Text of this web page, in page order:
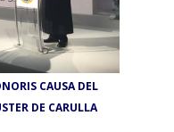
CAUSA DEL
DE CARULLA